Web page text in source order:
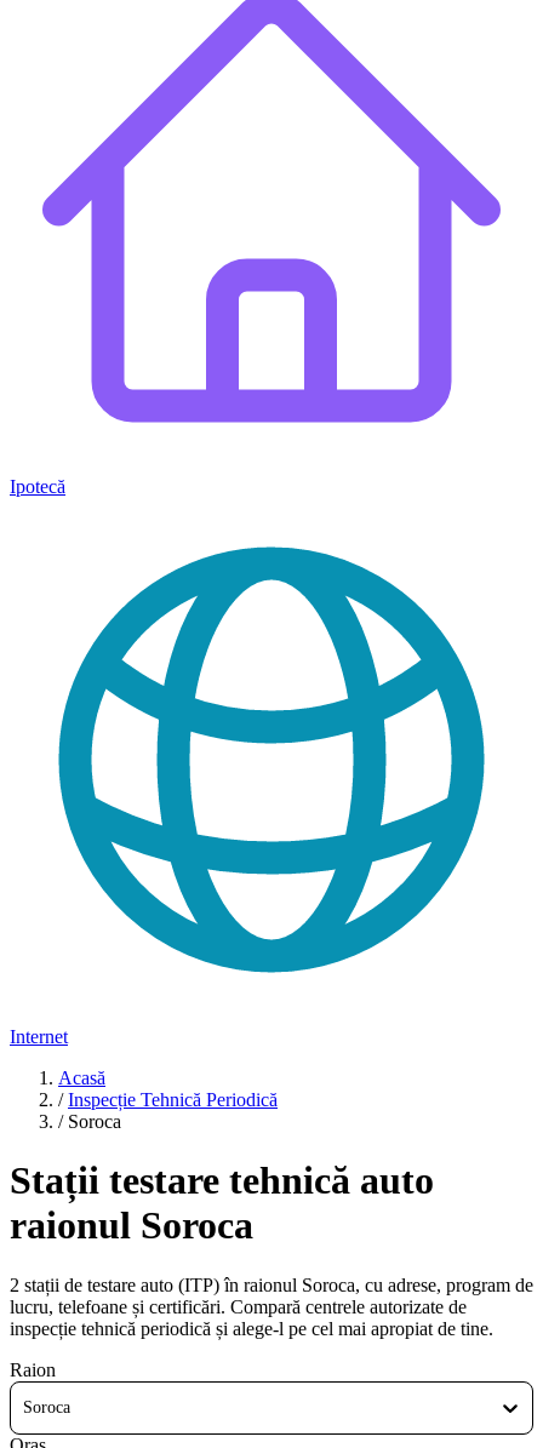
Ipotecă
Internet
Acasă
/ Inspecție Tehnică Periodică
/ Soroca
Stații testare tehnică auto
raionul Soroca
2 stații de testare auto (ITP) în raionul Soroca, cu adrese, program de
lucru, telefoane și certificări. Compară centrele autorizate de
inspecție tehnică periodică și alege-l pe cel mai apropiat de tine.
Raion
Soroca